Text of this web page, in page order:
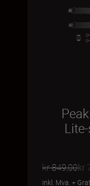
kr 849,00kr
inkl. Mva. +